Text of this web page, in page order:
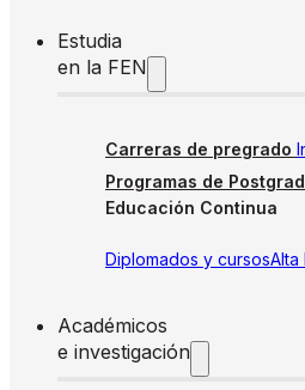
Estudia
en la FEN
Carreras de pregrado
Programas de
Educación Continua
Diplomados y cursosAlta
Académicos
e investigación